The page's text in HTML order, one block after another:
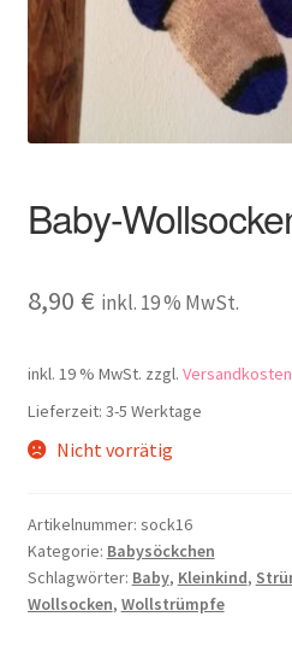
Kontakt
Baby-
8,90 € inkl. 19 % MwSt.
inkl. 19 % MwSt. zzgl. Versandkosten
Lieferzeit: 3-5 Werktage
Nicht vorrätig
Artikelnummer: sock16
Kategorie: Babysöckchen
Schlagwörter: Baby, Kleinkind,
Wollsocken, Wollstrümpfe